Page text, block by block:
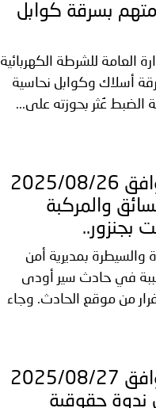
بسرقة كوابل
العامة للشرطة الكهربائية
أسلاك وكوابل نحاسية
الضبط عُثر بحوزته على...
ليبيا ـ 1447/03/03هــ الموافق 2025/08/26
والمركبة
بجنزور..
والسيطرة بمديرية أمن
في حادث سير أودى
من موقع الحادث. وجاء
ليبيا ـ 1447/03/04هــ الموافق 2025/08/27
ندوة حقوقية